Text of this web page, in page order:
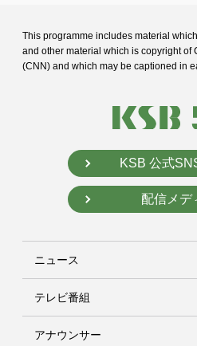
This programme includes material
and other material which is copyright of
(CNN) and which may be captioned in
KSB 公式
配信メデ
ニュース
テレビ番組
アナウンサー